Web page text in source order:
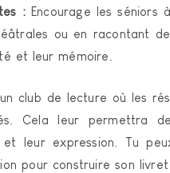
:Encourage les séniors
ou en racontant
et leur mémoire.
club de lecture où les
Cela leur permettra
leur expression. Tu
pour construire son